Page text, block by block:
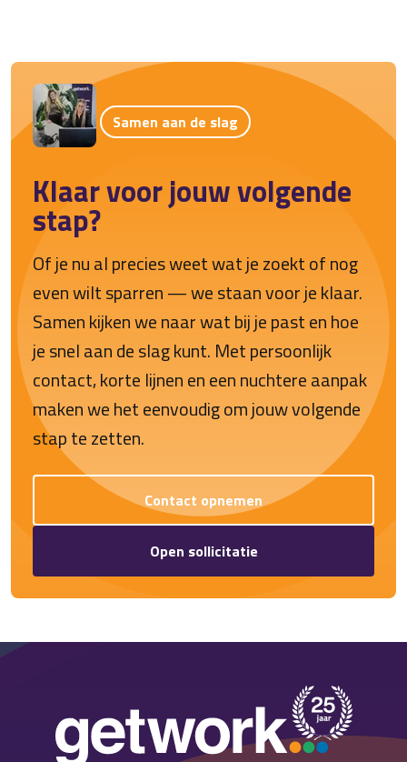
Samen aan de slag
Klaar voor jouw volgende
stap?
Of je nu al precies weet wat je zoekt of nog
even wilt sparren — we staan voor je klaar.
Samen kijken we naar wat bij je past en hoe
je snel aan de slag kunt. Met persoonlijk
contact, korte lijnen en een nuchtere aanpak
maken we het eenvoudig om jouw volgende
stap te zetten.
Contact opnemen
Open sollicitatie